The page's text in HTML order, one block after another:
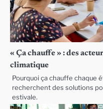
« Ça chauffe » : des
climatique
Pourquoi ça chauffe chaque
recherchent des solutions
estivale.